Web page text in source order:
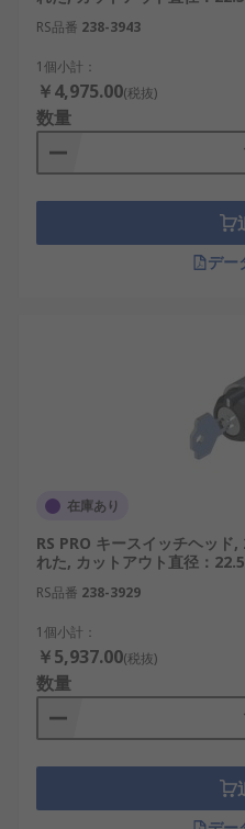
RS品番 238-3943
1個小計：
￥4,975.00(税抜)
数量
デー
在庫あり
RS PRO キースイッチヘッド
れた, カットアウト直径：
RS品番 238-3929
1個小計：
￥5,937.00(税抜)
数量